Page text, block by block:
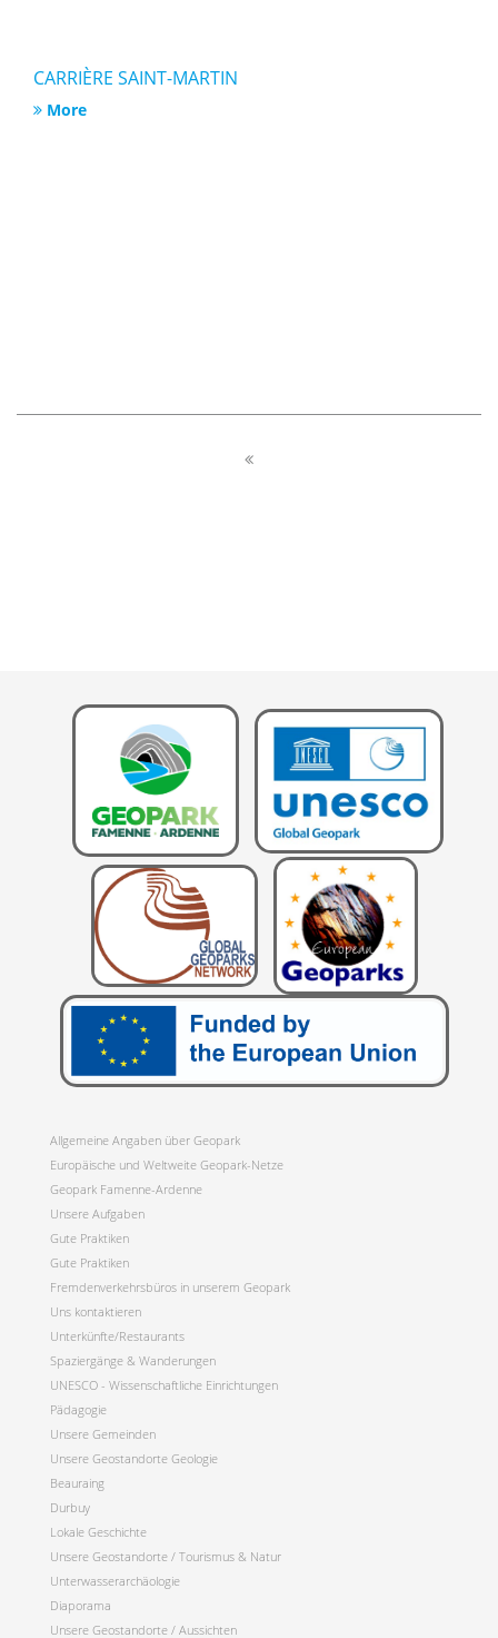
CARRIÈRE SAINT-MARTIN
More
Allgemeine Angaben über Geopark
Europäische und Weltweite Geopark-Netze
Geopark Famenne-Ardenne
Unsere Aufgaben
Gute Praktiken
Gute Praktiken
Fremdenverkehrsbüros in unserem Geopark
Uns kontaktieren
Unterkünfte/Restaurants
Spaziergänge & Wanderungen
UNESCO - Wissenschaftliche Einrichtungen
Pädagogie
Unsere Gemeinden
Unsere Geostandorte Geologie
Beauraing
Durbuy
Lokale Geschichte
Unsere Geostandorte / Tourismus & Natur
Unterwasserarchäologie
Diaporama
Unsere Geostandorte / Aussichten